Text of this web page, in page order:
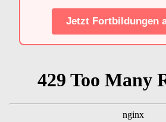
Jetzt Fortbildungen